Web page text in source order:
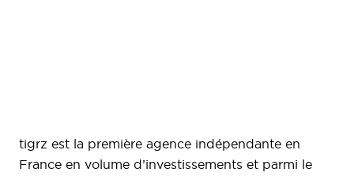
tigrz est la première agence indépendante en
France en volume d’investissements et parmi le